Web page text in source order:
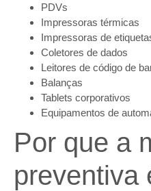
PDVs
Impressoras térmicas
Impressoras de
Coletores de dados
Leitores de código de
Balanças
Tablets corporativos
Equipamentos de
Por que a
preventiva